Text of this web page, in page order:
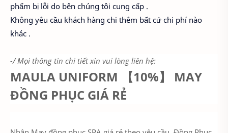
phẩm bị lỗi do bên chúng tôi cung cấp .
Không yêu cầu khách hàng chi thêm bất cứ chi phí nào
khác .
-/ Mọi thông tin chi tiết xin vui lòng liên hệ:
MAULA UNIFORM 【10%】 MAY
ĐỒNG PHỤC GIÁ RẺ